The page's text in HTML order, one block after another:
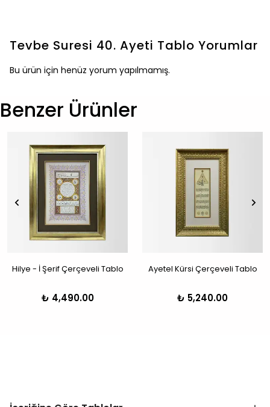
Tevbe Suresi 40. Ayeti Tablo Yorumlar
Bu ürün için henüz yorum yapılmamış.
Benzer Ürünler
Hilye - İ Şerif Çerçeveli Tablo
₺ 4,490.00
Ayetel Kürsi Çerçeveli Tablo
₺ 5,240.00